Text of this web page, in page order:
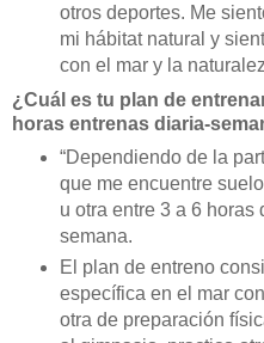
otros deportes. Me
mi hábitat natural y
con el mar y la
¿Cuál es tu plan de
horas entrenas diaria-
“Dependiendo de la
que me encuentre
u otra entre 3 a 6 horas
semana.
El plan de entreno
específica en el mar
otra de preparación